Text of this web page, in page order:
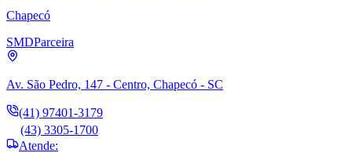
Chapecó
SMDParceira
Av. São Pedro, 147 - Centro, Chapecó - SC
(41) 97401-3179
(43) 3305-1700
Atende: